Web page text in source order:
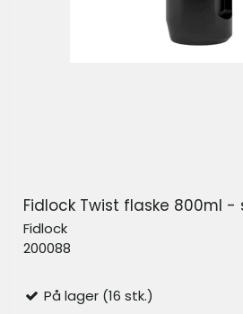
Fidlock Twist flaske 800ml -
Fidlock
200088
På lager (16 stk.)